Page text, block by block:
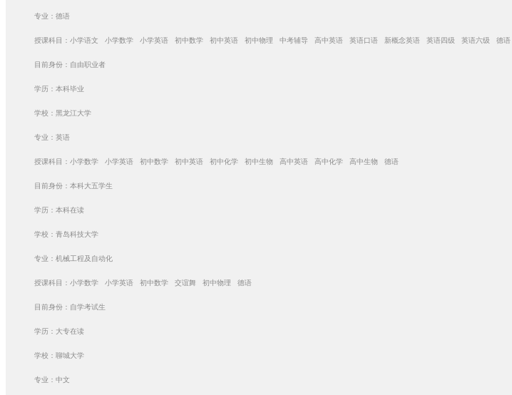
专业：德语
授课科目：小学语文 小学数学 小学英语 初中数学 初中英语 初中物理 中考辅导 高中英语 英语口语 新概念英语 英语四级 英语六级 德语
目前身份：自由职业者
学历：本科毕业
学校：黑龙江大学
专业：英语
授课科目：小学数学 小学英语 初中数学 初中英语 初中化学 初中生物 高中英语 高中化学 高中生物 德语
目前身份：本科大五学生
学历：本科在读
学校：青岛科技大学
专业：机械工程及自动化
授课科目：小学数学 小学英语 初中数学 交谊舞 初中物理 德语
目前身份：自学考试生
学历：大专在读
学校：聊城大学
专业：中文